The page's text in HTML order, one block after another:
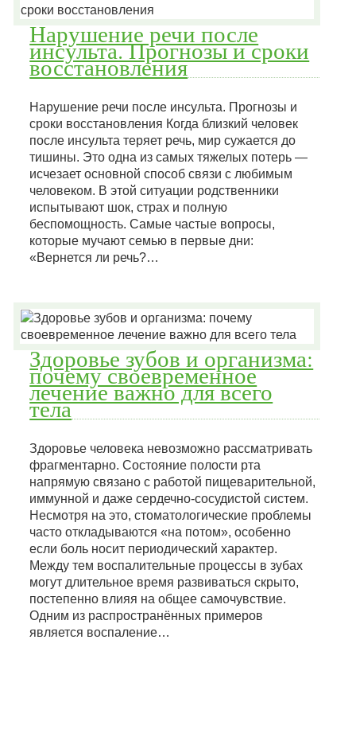
Нарушение речи после
инсульта. Прогнозы и сроки
восстановления
Нарушение речи после инсульта. Прогнозы и
сроки восстановления Когда близкий человек
после инсульта теряет речь, мир сужается до
тишины. Это одна из самых тяжелых потерь —
исчезает основной способ связи с любимым
человеком. В этой ситуации родственники
испытывают шок, страх и полную
беспомощность. Самые частые вопросы,
которые мучают семью в первые дни:
«Вернется ли речь?…
Здоровье зубов и организма:
почему своевременное
лечение важно для всего
тела
Здоровье человека невозможно рассматривать
фрагментарно. Состояние полости рта
напрямую связано с работой пищеварительной,
иммунной и даже сердечно-сосудистой систем.
Несмотря на это, стоматологические проблемы
часто откладываются «на потом», особенно
если боль носит периодический характер.
Между тем воспалительные процессы в зубах
могут длительное время развиваться скрыто,
постепенно влияя на общее самочувствие.
Одним из распространённых примеров
является воспаление…